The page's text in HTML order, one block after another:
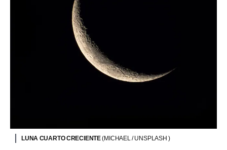
LUNA CUARTO CRECIENTE(MICHAEL / UNSPLASH )